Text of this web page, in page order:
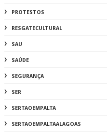
PROTESTOS
RESGATECULTURAL
SAU
SAÚDE
SEGURANÇA
SER
SERTAOEMPALTA
SERTAOEMPALTAALAGOAS